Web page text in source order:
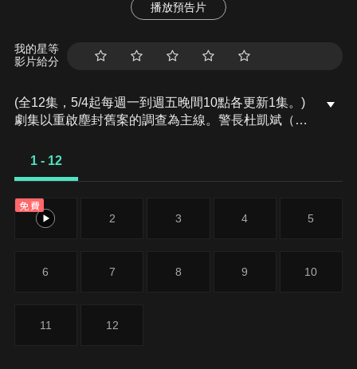
播放預告片
我的星等
影片給分
(全12集，5/4起每週一到週五晚間10點各更新1集。)
劇集以重啟塵封舊案的調查為主線。警長杜凱斌（苗
生隔閡，其後在追查過程中冰釋前嫌，並於多次合作
屍案》等，展現警探團隊追尋線索、突破困局、揭露
真相的過程。
1 - 12
免費
1 2 3 4 5
6 7 8 9 10
11 12